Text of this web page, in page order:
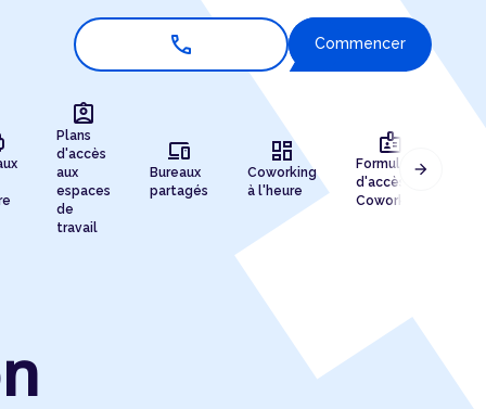
call Commencer
assignment_ind
Plans
d'accès
aux
espaces
de
travail
devices
Bureaux
partagés
dashboard
Coworking
à l'heure
badge
Formules
d'accès au
Coworking
arrow_forward